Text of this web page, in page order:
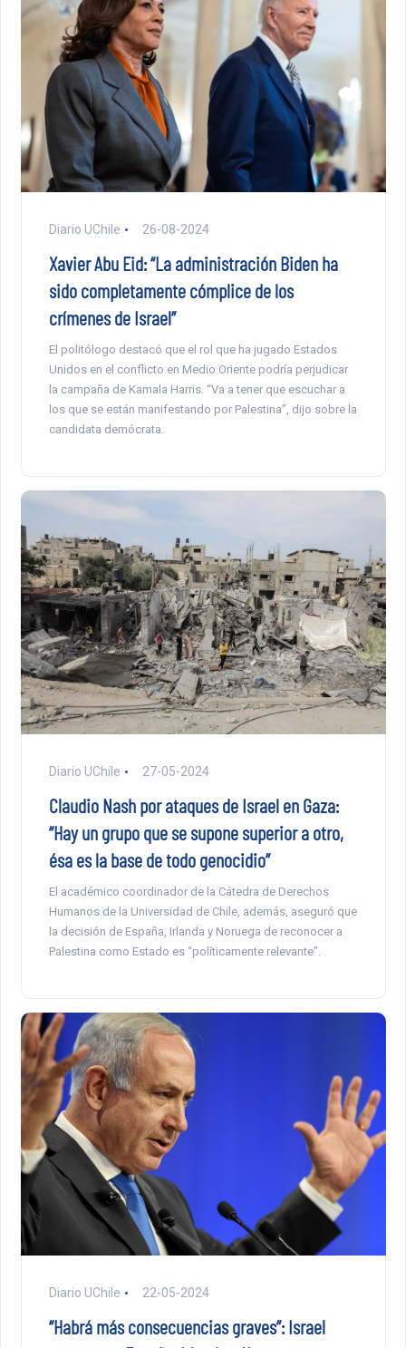
Diario UChile 26-08-2024
Xavier Abu Eid: “La administración Biden ha
sido completamente cómplice de los
crímenes de Israel”
El politólogo destacó que el rol que ha jugado Estados
Unidos en el conflicto en Medio Oriente podría perjudicar
la campaña de Kamala Harris. “Va a tener que escuchar a
los que se están manifestando por Palestina”, dijo sobre la
candidata demócrata.
Diario UChile 27-05-2024
Claudio Nash por ataques de Israel en Gaza:
“Hay un grupo que se supone superior a otro,
ésa es la base de todo genocidio”
El académico coordinador de la Cátedra de Derechos
Humanos de la Universidad de Chile, además, aseguró que
la decisión de España, Irlanda y Noruega de reconocer a
Palestina como Estado es “políticamente relevante”.
Diario UChile 22-05-2024
“Habrá más consecuencias graves”: Israel